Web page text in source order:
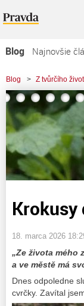
Blog
Najnovšie
Najčítanejšie články
Zoznam blogov
Komerčné blogy
Blog > Z tvůrčího
Krokusy
18. marca 2026
„Ze života mého
a ve městě má
Dnes odpoledne
cvrčky. Zavítal